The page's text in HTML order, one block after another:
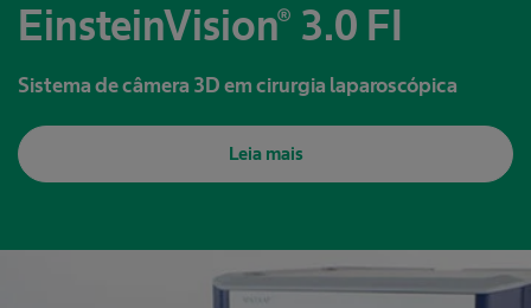
EinsteinVision® 3.0 FI
Sistema de câmera 3D em cirurgia laparoscópica
Leia mais